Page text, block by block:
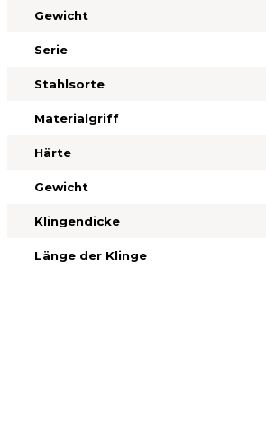
Gewicht
Serie
Stahlsorte
Materialgriff
Härte
Gewicht
Klingendicke
Länge der Klinge